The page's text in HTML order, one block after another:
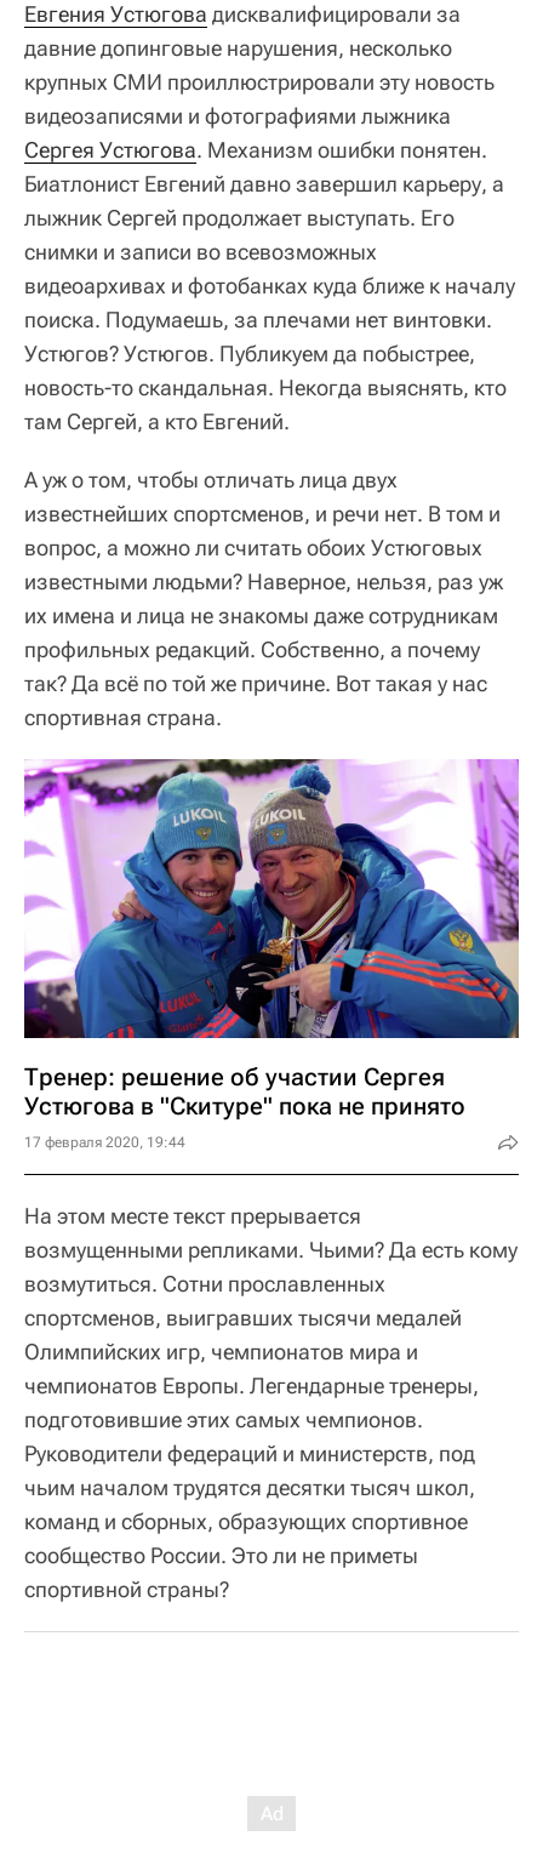
Евгения Устюгова дисквалифицировали за
давние допинговые нарушения, несколько
крупных СМИ проиллюстрировали эту новость
видеозаписями и фотографиями лыжника
Сергея Устюгова. Механизм ошибки понятен.
Биатлонист Евгений давно завершил карьеру, а
лыжник Сергей продолжает выступать. Его
снимки и записи во всевозможных
видеоархивах и фотобанках куда ближе к началу
поиска. Подумаешь, за плечами нет винтовки.
Устюгов? Устюгов. Публикуем да побыстрее,
новость-то скандальная. Некогда выяснять, кто
там Сергей, а кто Евгений.
А уж о том, чтобы отличать лица двух
известнейших спортсменов, и речи нет. В том и
вопрос, а можно ли считать обоих Устюговых
известными людьми? Наверное, нельзя, раз уж
их имена и лица не знакомы даже сотрудникам
профильных редакций. Собственно, а почему
так? Да всё по той же причине. Вот такая у нас
спортивная страна.
Тренер: решение об участии Сергея
Устюгова в "Скитуре" пока не принято
17 февраля 2020, 19:44
На этом месте текст прерывается
возмущенными репликами. Чьими? Да есть кому
возмутиться. Сотни прославленных
спортсменов, выигравших тысячи медалей
Олимпийских игр, чемпионатов мира и
чемпионатов Европы. Легендарные тренеры,
подготовившие этих самых чемпионов.
Руководители федераций и министерств, под
чьим началом трудятся десятки тысяч школ,
команд и сборных, образующих спортивное
сообщество России. Это ли не приметы
спортивной страны?